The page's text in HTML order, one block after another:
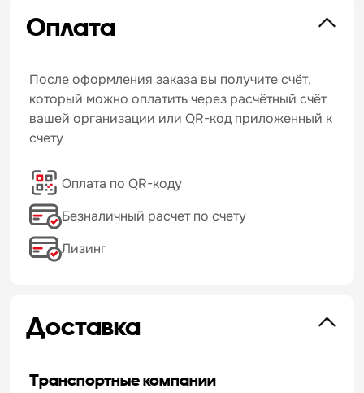
Оплата
После оформления заказа вы получите счёт,
который можно оплатить через расчётный счёт
вашей организации или QR-код приложенный к
счету
Оплата по QR-коду
Безналичный расчет по счету
Лизинг
Доставка
Транспортные компании